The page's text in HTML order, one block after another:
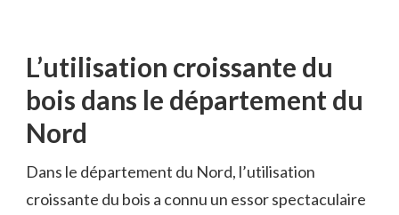
L’utilisation croissante du
bois dans le ​département ‍du
⁤Nord
Dans le département⁢ du Nord, l’utilisation
croissante du bois a connu ​un essor spectaculaire